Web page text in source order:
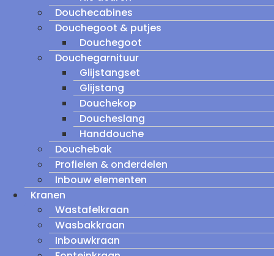
Douchecabines
Douchegoot & putjes
Douchegoot
Douchegarnituur
Glijstangset
Glijstang
Douchekop
Doucheslang
Handdouche
Douchebak
Profielen & onderdelen
Inbouw elementen
Kranen
Wastafelkraan
Wasbakkraan
Inbouwkraan